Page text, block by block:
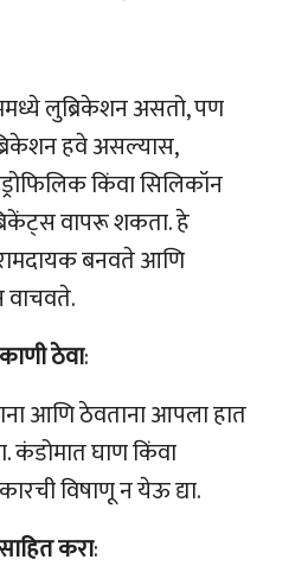
लुब्रिकेशन असतो, पण
हवे असल्यास,
किंवा सिलिकॉन
वापरू शकता. हे
बनवते आणि
वाचवते.
ठेवा:
आणि ठेवताना आपला हात
कंडोमात घाण किंवा
विषाणू न येऊ द्या.
करा: